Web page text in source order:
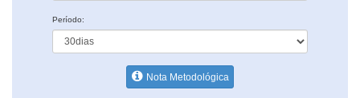
Período:
Nota Metodológica